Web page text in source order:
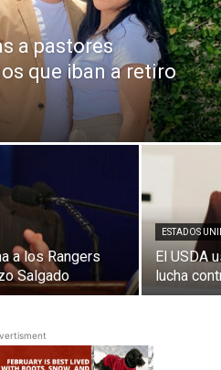
a pastores
que iban a retiro
a los Rangers
Salgado
ESTADOS
El USDA
lucha